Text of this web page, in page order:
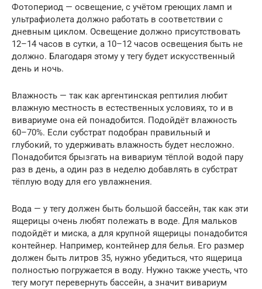
Фотопериод — освещение, с учётом греющих ламп и
ультрафиолета должно работать в соответствии с
дневным циклом. Освещение должно присутствовать
12–14 часов в сутки, а 10–12 часов освещения быть не
должно. Благодаря этому у тегу будет искусственный
день и ночь.
Влажность — так как аргентинская рептилия любит
влажную местность в естественных условиях, то и в
вивариуме она ей понадобится. Подойдёт влажность
60–70%. Если субстрат подобран правильный и
глубокий, то удерживать влажность будет несложно.
Понадобится брызгать на вивариум тёплой водой пару
раз в день, а один раз в неделю добавлять в субстрат
тёплую воду для его увлажнения.
Вода — у тегу должен быть большой бассейн, так как эти
ящерицы очень любят полежать в воде. Для мальков
подойдёт и миска, а для крупной ящерицы понадобится
контейнер. Например, контейнер для белья. Его размер
должен быть литров 35, нужно убедиться, что ящерица
полностью погружается в воду. Нужно также учесть, что
тегу могут перевернуть бассейн, а значит вивариум